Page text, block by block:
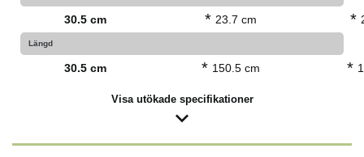
30.5 cm * 23.7 cm *
Längd
30.5 cm * 150.5 cm *
Visa utökade specifikationer